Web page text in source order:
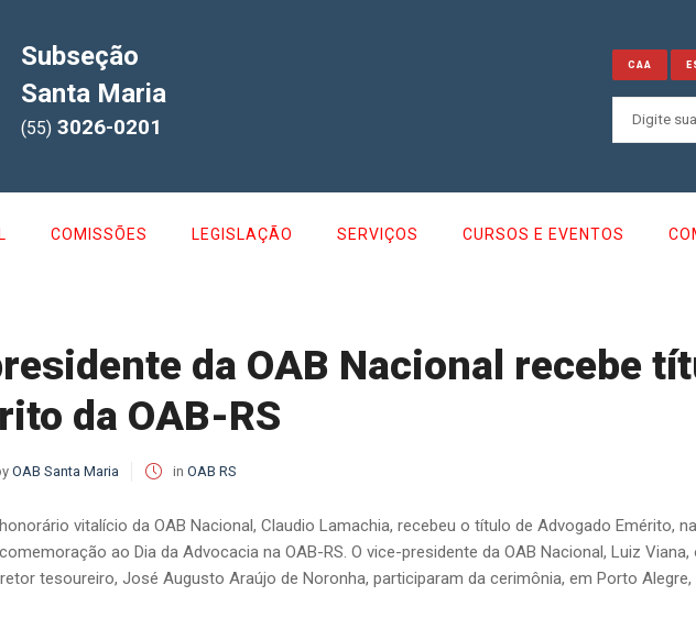
Subseção
Santa Maria
(55) 3026-0201
CAA
COMISSÕES LEGISLAÇÃO SERVIÇOS CURSOS E EVENTOS
da OAB Nacional recebe
da OAB-RS
OAB Santa Maria in OAB RS
vitalício da OAB Nacional, Claudio Lamachia, recebeu o título de Advogado Emérito,
ao Dia da Advocacia na OAB-RS. O vice-presidente da OAB Nacional, Luiz
tesoureiro, José Augusto Araújo de Noronha, participaram da cerimônia, em Porto